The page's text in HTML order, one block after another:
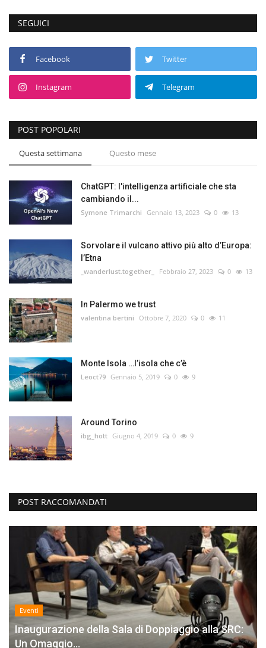
SEGUICI
Facebook Twitter
Instagram Telegram
POST POPOLARI
Questa settimana Questo mese
ChatGPT: l'intelligenza artificiale che sta
cambiando il...
Symone Trimarchi Gennaio 13, 2023 0 13
Sorvolare il vulcano attivo più alto d’Europa:
l’Etna
_wanderlust.together_ Febbraio 27, 2023 0 13
In Palermo we trust
valentina bertini Ottobre 7, 2020 0 11
Monte Isola …l’isola che c’è
Leoct79 Gennaio 5, 2019 0 9
Around Torino
ibg_hott Giugno 4, 2019 0 9
POST RACCOMANDATI
Eventi
Inaugurazione della Sala di Doppiaggio alla SRC:
Un Omaggio...